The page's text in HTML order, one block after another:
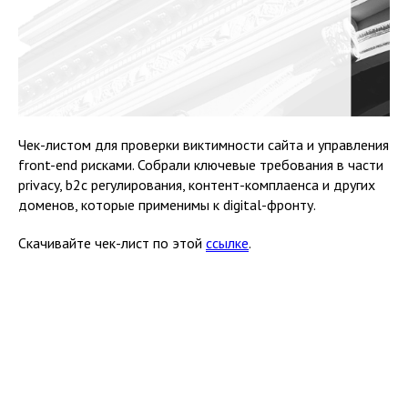
Чек-листом для проверки виктимности сайта и управления
front-end рисками. Собрали ключевые требования в части
privacy, b2c регулирования, контент-комплаенса и других
доменов, которые применимы к digital-фронту.
Скачивайте чек-лист по этой ссылке.